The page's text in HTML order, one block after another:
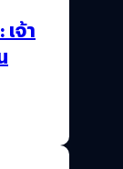
จ้า